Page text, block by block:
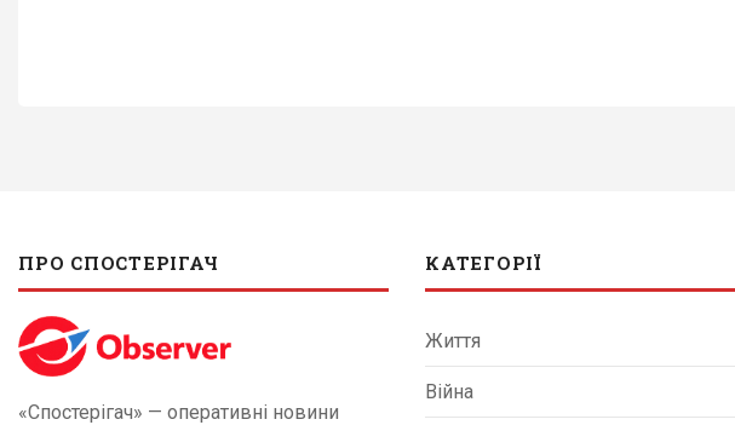
ПРО СПОСТЕРІГАЧ
«Спостерігач» — оперативні новини
КАТЕГОРІЇ
Життя
Війна